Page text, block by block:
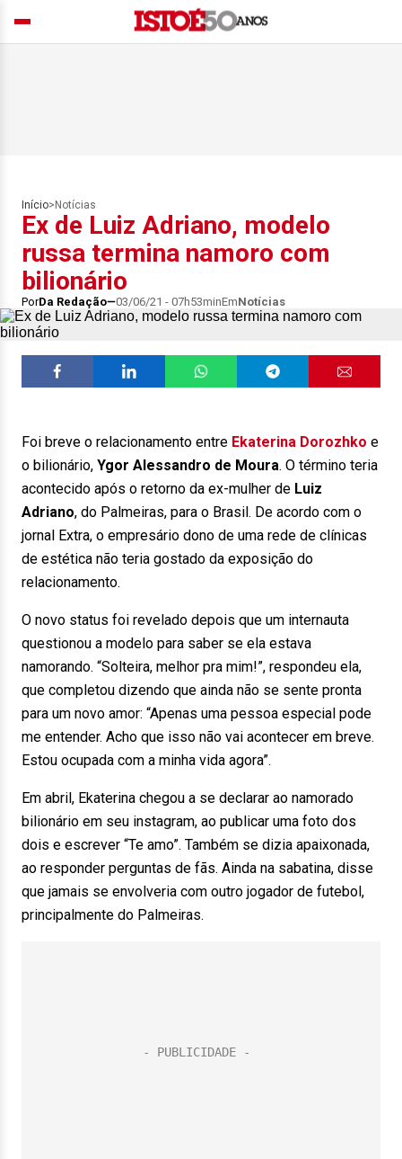
Início> Notícias
Ex de Luiz Adriano, modelo
russa termina namoro com
bilionário
PorDa Redação 03/06/21 - 07h53minEmNotícias
Foi breve o relacionamento entre Ekaterina Dorozhko e
o bilionário, Ygor Alessandro de Moura. O término teria
acontecido após o retorno da ex-mulher de Luiz
Adriano, do Palmeiras, para o Brasil. De acordo com o
jornal Extra, o empresário dono de uma rede de clínicas
de estética não teria gostado da exposição do
relacionamento.
O novo status foi revelado depois que um internauta
questionou a modelo para saber se ela estava
namorando. “Solteira, melhor pra mim!”, respondeu ela,
que completou dizendo que ainda não se sente pronta
para um novo amor: “Apenas uma pessoa especial pode
me entender. Acho que isso não vai acontecer em breve.
Estou ocupada com a minha vida agora”.
Em abril, Ekaterina chegou a se declarar ao namorado
bilionário em seu instagram, ao publicar uma foto dos
dois e escrever “Te amo”. Também se dizia apaixonada,
ao responder perguntas de fãs. Ainda na sabatina, disse
que jamais se envolveria com outro jogador de futebol,
principalmente do Palmeiras.